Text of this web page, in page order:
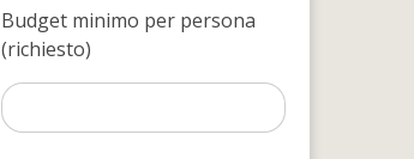
Budget minimo per persona
(richiesto)